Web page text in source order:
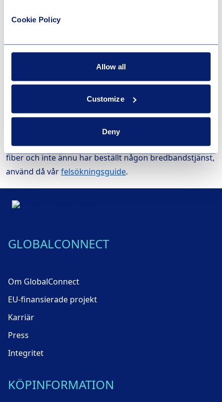
Cookie Policy
Allow all
Customize
Deny
Felsökning
Har du en aktiv bredbandstjänst ska du alltid vända dig
till din tjänsteleverantör. Om du har problem med din
fiber och inte ännu har beställt någon bredbandstjänst,
använd då vårfelsökningsguide.
GLOBALCONNECT
Om GlobalConnect
EU-finansierade projekt
Karriär
Press
Integritet
KÖPINFORMATION